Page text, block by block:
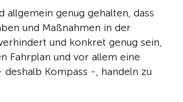
allgemein genug gehalten, dass
und Maßnahmen in der
und konkret genug sein,
Fahrplan und vor allem eine
deshalb Kompass -, handeln zu